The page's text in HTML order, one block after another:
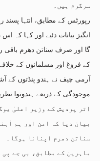
سرگرم ہیں۔
رپورٹس کے مطابق، انتہا پسند
انگیز بیانات دئیے اور کہا کہ
گا اور صرف سناتن دھرم باقی
کے فروغ اور مسلمانوں کے
آرمی چیف نے ہندو پنڈتوں کے
موجودگی کے ذریعے ہندوتوا
اتر پردیش کے وزیر اعلیٰ
بیان دیا کہ امن اور ہم
سناتن دھرم اپنانا ہوگا۔
ماہرین کے مطابق، بی جے